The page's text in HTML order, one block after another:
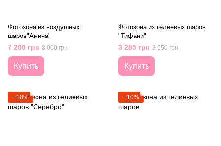
Фотозона из воздушных
шаров"Амина"
7 200 грн 8 000 грн
Купить
Фотозона из гелиевых шаров
"Тифани"
3 285 грн 3 650 грн
Купить
−10% −10%